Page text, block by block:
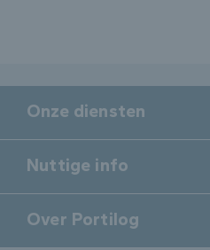
Onze diensten
Nuttige info
Over Portilog